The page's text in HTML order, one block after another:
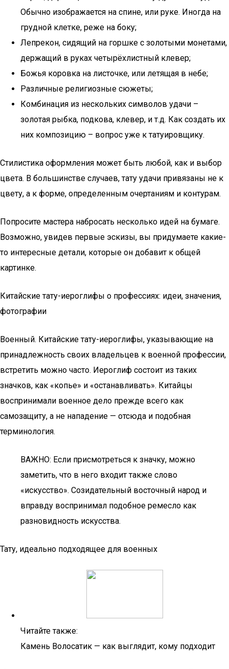
Обычно изображается на спине, или руке. Иногда на
грудной клетке, реже на боку;
Лепрекон, сидящий на горшке с золотыми монетами,
держащий в руках четырёхлистный клевер;
Божья коровка на листочке, или летящая в небе;
Различные религиозные сюжеты;
Комбинация из нескольких символов удачи –
золотая рыбка, подкова, клевер, и т.д. Как создать их
них композицию – вопрос уже к татуировщику.
Стилистика оформления может быть любой, как и выбор
цвета. В большинстве случаев, тату удачи привязаны не к
цвету, а к форме, определенным очертаниям и контурам.
Попросите мастера набросать несколько идей на бумаге.
Возможно, увидев первые эскизы, вы придумаете какие-
то интересные детали, которые он добавит к общей
картинке.
Китайские тату-иероглифы о профессиях: идеи, значения,
фотографии
Военный. Китайские тату-иероглифы, указывающие на
принадлежность своих владельцев к военной профессии,
встретить можно часто. Иероглиф состоит из таких
значков, как «копье» и «останавливать». Китайцы
воспринимали военное дело прежде всего как
самозащиту, а не нападение — отсюда и подобная
терминология.
ВАЖНО: Если присмотреться к значку, можно
заметить, что в него входит также слово
«искусство». Созидательный восточный народ и
вправду воспринимал подобное ремесло как
разновидность искусства.
Тату, идеально подходящее для военных
Читайте также:
Камень Волосатик — как выглядит, кому подходит